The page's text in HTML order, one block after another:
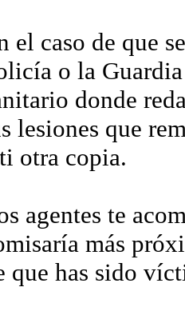
el caso de que
o la
donde
lesiones que
otra copia.
agentes te
más
que has sido